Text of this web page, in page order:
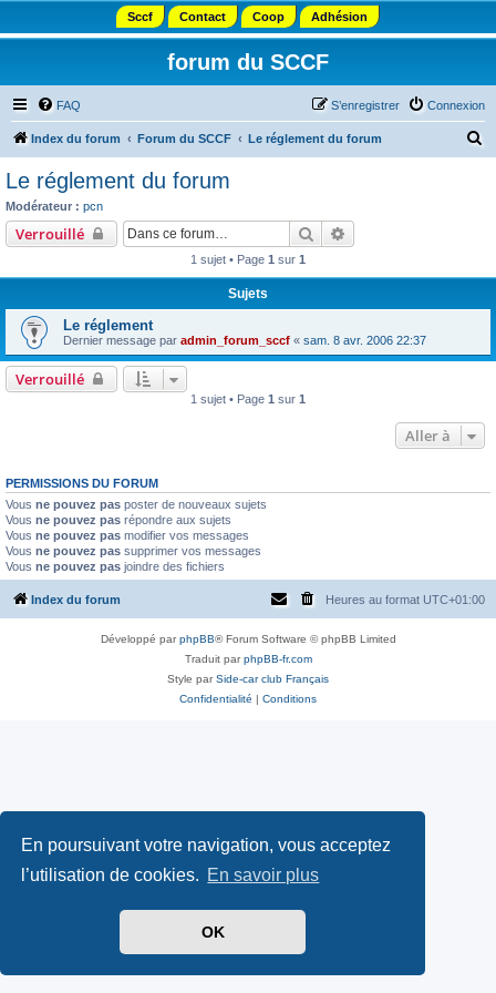
En poursuivant votre navigation, vous acceptez
l’utilisation de cookies. En savoir plus
OK
Sccf Contact Coop Adhésion
forum du SCCF
FAQ Connexion
S’enregistrer
Index du forum Forum du SCCF Le réglement du forum
Le réglement du forum
Modérateur : pcn
Verrouillé Rechercher
1 sujet • Page 1 sur 1
Sujets
Le réglement
Dernier message par admin_forum_sccf « sam. 8 avr. 2006 22:37
Verrouillé
1 sujet • Page 1 sur 1
Aller à
PERMISSIONS DU FORUM
Vous ne pouvez pas poster de nouveaux sujets
Vous ne pouvez pas répondre aux sujets
Vous ne pouvez pas modifier vos messages
Vous ne pouvez pas supprimer vos messages
Vous ne pouvez pas joindre des fichiers
Index du forum Heures au format UTC+01:00
Développé parphpBB® Forum Software © phpBB Limited
Traduit parphpBB-fr.com
Style parSide-car club Français
Confidentialité | Conditions